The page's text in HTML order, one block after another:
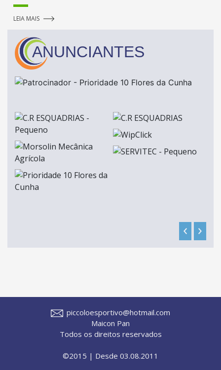
LEIA MAIS
ANUNCIANTES
piccoloesportivo@hotmail.com
Maicon Pan
Todos os direitos reservados
©2015 | Desde 03.08.2011